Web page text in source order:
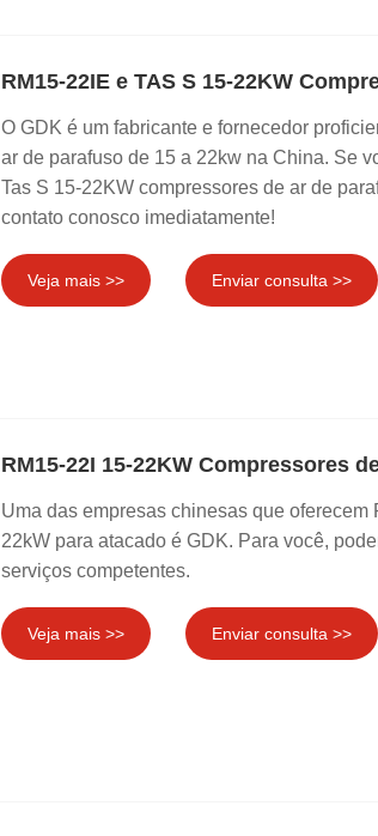
RM15-22IE e TAS S 15-22KW
O GDK é um fabricante e fornecedor
ar de parafuso de 15 a 22kw na China. Se
Tas S 15-22KW compressores de ar de
contato conosco imediatamente!
Veja mais >> Enviar consulta >>
RM15-22I 15-22KW Compressores
Uma das empresas chinesas que
22kW para atacado é GDK. Para você,
serviços competentes.
Veja mais >> Enviar consulta >>